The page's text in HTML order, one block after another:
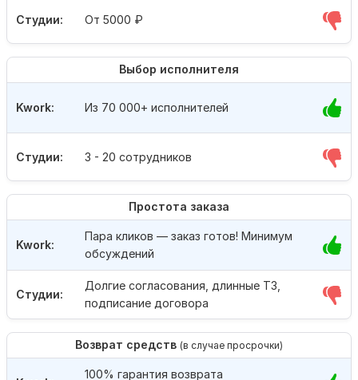
Студии: От 5000 ₽
Выбор исполнителя
Студии: 3 - 20 сотрудников
Kwork: Из 70 000+ исполнителей
Простота заказа
Студии:
Долгие согласования, длинные ТЗ,
подписание договора
Kwork:
Пара кликов — заказ готов! Минимум
обсуждений
Возврат средств (в случае просрочки)
100% гарантия возврата